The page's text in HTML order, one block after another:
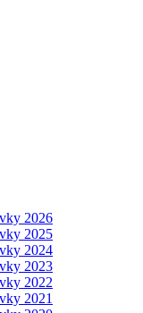
2026
2025
2024
2023
2022
2021